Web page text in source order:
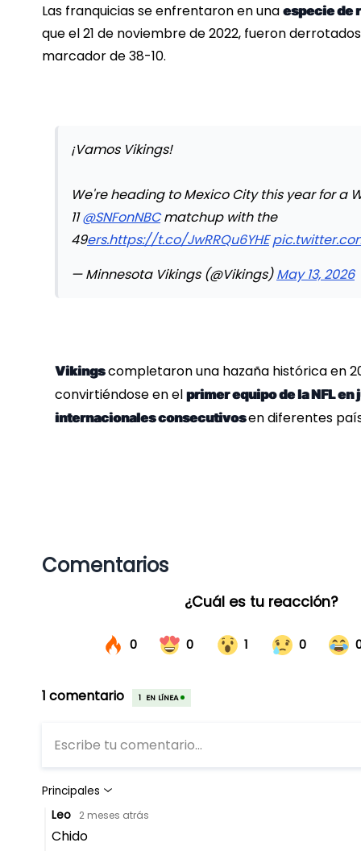
Las franquicias se enfrentaron en una especie de
que el 21 de noviembre de 2022, fueron
marcador de 38-10.
¡Vamos Vikings!
We're heading to Mexico City this year for a
11@SNFonNBCmatchup with the
49ers.https://t.co/JwRRQu6YHE
— Minnesota Vikings (@Vikings)May 13, 2026
Vikingscompletaron una hazaña histórica en
convirtiéndose en el primer equipo de la NFL en
internacionales consecutivosen diferentes
Comentarios